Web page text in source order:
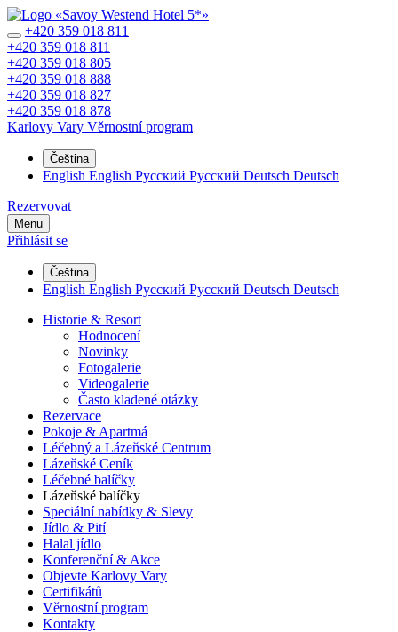
+420 359 018 811
+420 359 018 811
+420 359 018 805
+420 359 018 888
+420 359 018 827
+420 359 018 878
Karlovy Vary Věrnostní program
Čeština
English English Русский Русский Deutsch Deutsch
Rezervovat
Menu
Přihlásit se
Čeština
English English Русский Русский Deutsch Deutsch
Historie & Resort
Hodnocení
Novinky
Fotogalerie
Videogalerie
Často kladené otázky
Rezervace
Pokoje & Apartmá
Léčebný a Lázeňské Centrum
Lázeňské Ceník
Léčebné balíčky
Lázeňské balíčky
Speciální nabídky & Slevy
Jídlo & Pití
Halal jídlo
Konferenční & Akce
Objevte Karlovy Vary
Certifikátů
Věrnostní program
Kontakty